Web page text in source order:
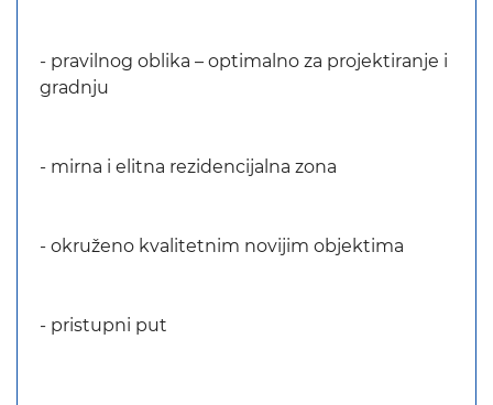
- pravilnog oblika – optimalno za projektiranje i
gradnju
- mirna i elitna rezidencijalna zona
- okruženo kvalitetnim novijim objektima
- pristupni put